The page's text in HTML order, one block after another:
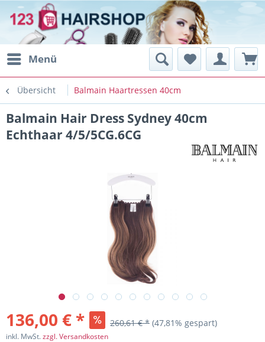
Menü
Übersicht Balmain Haartressen 40cm
Balmain Hair Dress Sydney 40cm
Echthaar 4/5/5CG.6CG
136,00 € * 260,61 € * (47,81% gespart)
inkl. MwSt.zzgl. Versandkosten